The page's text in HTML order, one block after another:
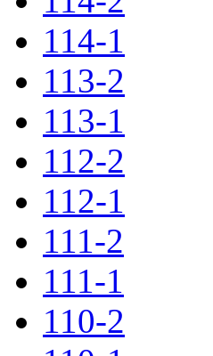
114-1
113-2
113-1
112-2
112-1
111-2
111-1
110-2